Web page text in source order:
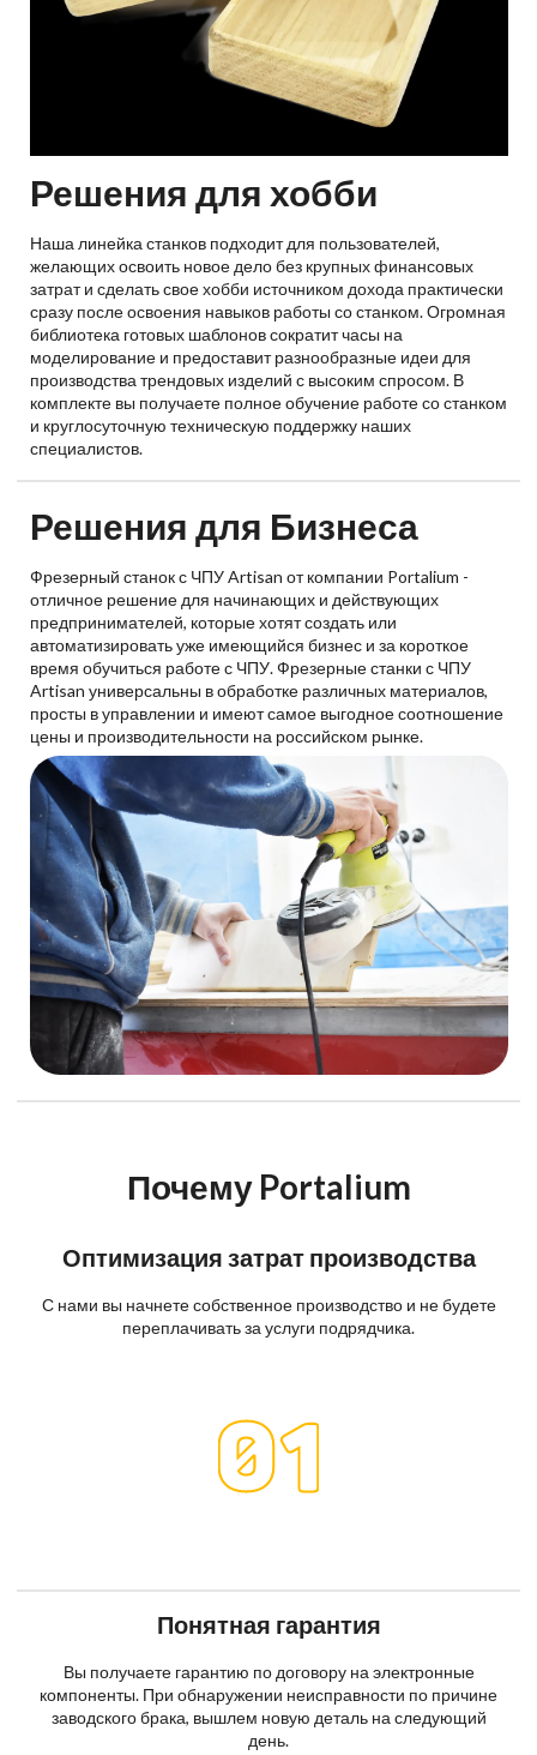
Решения для хобби
Наша линейка станков подходит для пользователей,
желающих освоить новое дело без крупных финансовых
затрат и сделать свое хобби источником дохода практически
сразу после освоения навыков работы со станком. Огромная
библиотека готовых шаблонов сократит часы на
моделирование и предоставит разнообразные идеи для
производства трендовых изделий с высоким спросом. В
комплекте вы получаете полное обучение работе со станком
и круглосуточную техническую поддержку наших
специалистов.
Решения для Бизнеса
Фрезерный станок с ЧПУ Artisan от компании Portalium -
отличное решение для начинающих и действующих
предпринимателей, которые хотят создать или
автоматизировать уже имеющийся бизнес и за короткое
время обучиться работе с ЧПУ. Фрезерные станки с ЧПУ
Artisan универсальны в обработке различных материалов,
просты в управлении и имеют самое выгодное соотношение
цены и производительности на российском рынке.
Почему Portalium
Оптимизация затрат производства
С нами вы начнете собственное производство и не будете
переплачивать за услуги подрядчика.
Понятная гарантия
Вы получаете гарантию по договору на электронные
компоненты. При обнаружении неисправности по причине
заводского брака, вышлем новую деталь на следующий
день.